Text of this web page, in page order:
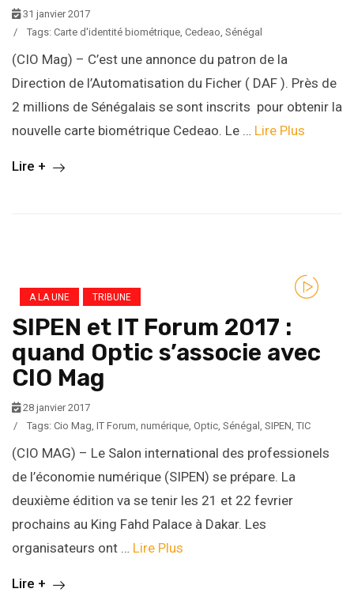
31 janvier 2017
/
Tags: Carte d'identité biométrique, Cedeao, Sénégal
(CIO Mag) – C’est une annonce du patron de la
Direction de l’Automatisation du Ficher ( DAF ). Près de
2 millions de Sénégalais se sont inscrits pour obtenir la
nouvelle carte biométrique Cedeao. Le … Lire Plus
Lire +
A LA UNE TRIBUNE
SIPEN et IT Forum 2017 :
quand Optic s’associe avec
CIO Mag
28 janvier 2017
/
Tags: Cio Mag, IT Forum, numérique, Optic, Sénégal , SIPEN, TIC
(CIO MAG) – Le Salon international des professionels
de l’économie numérique (SIPEN) se prépare. La
deuxième édition va se tenir les 21 et 22 fevrier
prochains au King Fahd Palace à Dakar. Les
organisateurs ont … Lire Plus
Lire +